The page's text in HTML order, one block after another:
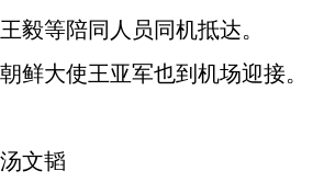
毅等陪同人员同机抵达。
鲜大使王亚军也到机场迎接。
文韬